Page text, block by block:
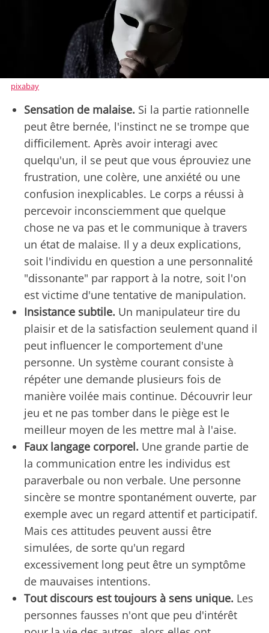
pixabay
Sensation de malaise. Si la partie rationnelle
peut être bernée, l'instinct ne se trompe que
difficilement. Après avoir interagi avec
quelqu'un, il se peut que vous éprouviez une
frustration, une colère, une anxiété ou une
confusion inexplicables. Le corps a réussi à
percevoir inconsciemment que quelque
chose ne va pas et le communique à travers
un état de malaise. Il y a deux explications,
soit l'individu en question a une personnalité
"dissonante" par rapport à la notre, soit l'on
est victime d'une tentative de manipulation.
Insistance subtile. Un manipulateur tire du
plaisir et de la satisfaction seulement quand il
peut influencer le comportement d'une
personne. Un système courant consiste à
répéter une demande plusieurs fois de
manière voilée mais continue. Découvrir leur
jeu et ne pas tomber dans le piège est le
meilleur moyen de les mettre mal à l'aise.
Faux langage corporel. Une grande partie de
la communication entre les individus est
paraverbale ou non verbale. Une personne
sincère se montre spontanément ouverte, par
exemple avec un regard attentif et participatif.
Mais ces attitudes peuvent aussi être
simulées, de sorte qu'un regard
excessivement long peut être un symptôme
de mauvaises intentions.
Tout discours est toujours à sens unique. Les
personnes fausses n'ont que peu d'intérêt